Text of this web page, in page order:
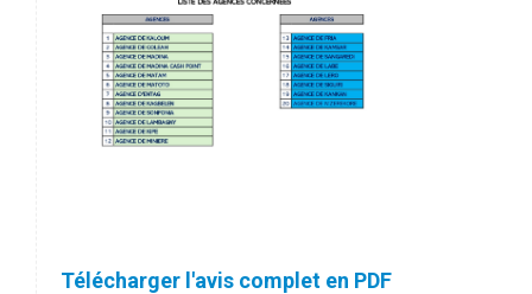
Télécharger l'avis complet en PDF